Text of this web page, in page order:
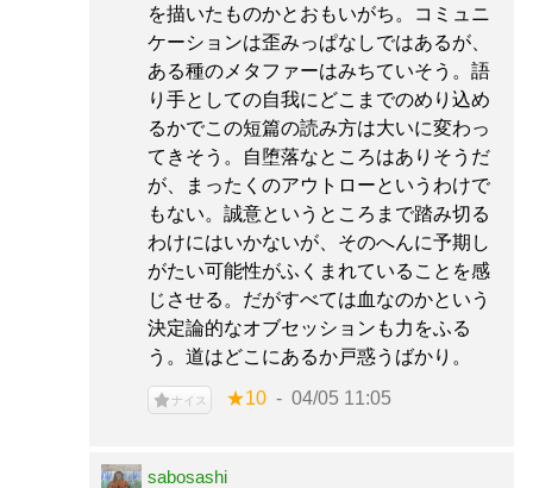
を描いたものかとおもいがち。コミュニ
ケーションは歪みっぱなしではあるが、
ある種のメタファーはみちていそう。語
り手としての自我にどこまでのめり込め
るかでこの短篇の読み方は大いに変わっ
てきそう。自堕落なところはありそうだ
が、まったくのアウトローというわけで
もない。誠意というところまで踏み切る
わけにはいかないが、そのへんに予期し
がたい可能性がふくまれていることを感
じさせる。だがすべては血なのかという
決定論的なオブセッションも力をふる
う。道はどこにあるか戸惑うばかり。
ナイス ★10 04/05 11:05
sabosashi